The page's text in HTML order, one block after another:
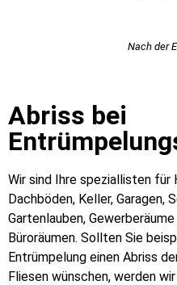
Nach der
Abriss bei
Wir sind Ihre speziallisten für
Dachböden, Keller, Garagen,
Gartenlauben,
Büroräumen. Sollten Sie
Entrümpelung einen Abriss
Fliesen wünschen, werden